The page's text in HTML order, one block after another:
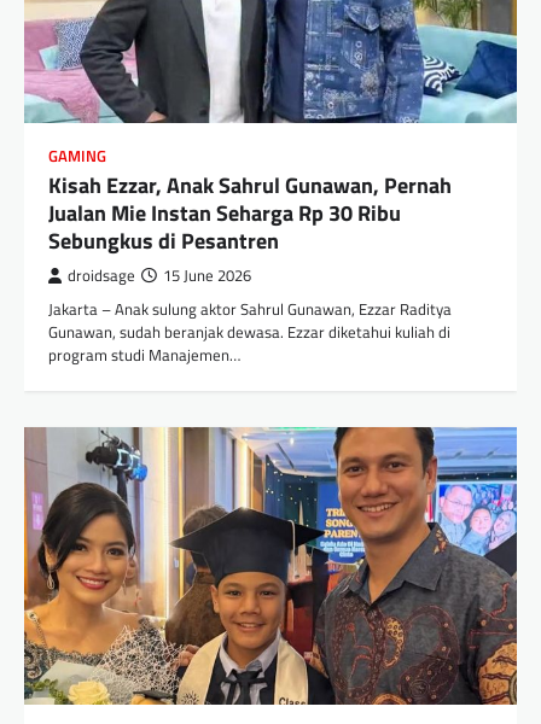
GAMING
Kisah Ezzar, Anak Sahrul Gunawan, Pernah
Jualan Mie Instan Seharga Rp 30 Ribu
Sebungkus di Pesantren
droidsage 15 June 2026
Jakarta – Anak sulung aktor Sahrul Gunawan, Ezzar Raditya
Gunawan, sudah beranjak dewasa. Ezzar diketahui kuliah di
program studi Manajemen…